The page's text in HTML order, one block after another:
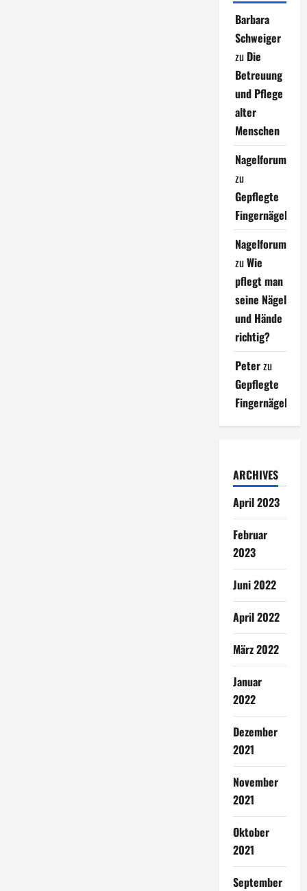
Barbara
Schweiger
zu Die
Betreuung
und Pflege
alter
Menschen
Nagelforum
zu
Gepflegte
Fingernägel
Nagelforum
zuWie
pflegt man
seine Nägel
und Hände
richtig?
Peterzu
Gepflegte
Fingernägel
ARCHIVES
April 2023
Februar
2023
Juni 2022
April 2022
März 2022
Januar
2022
Dezember
2021
November
2021
Oktober
2021
September